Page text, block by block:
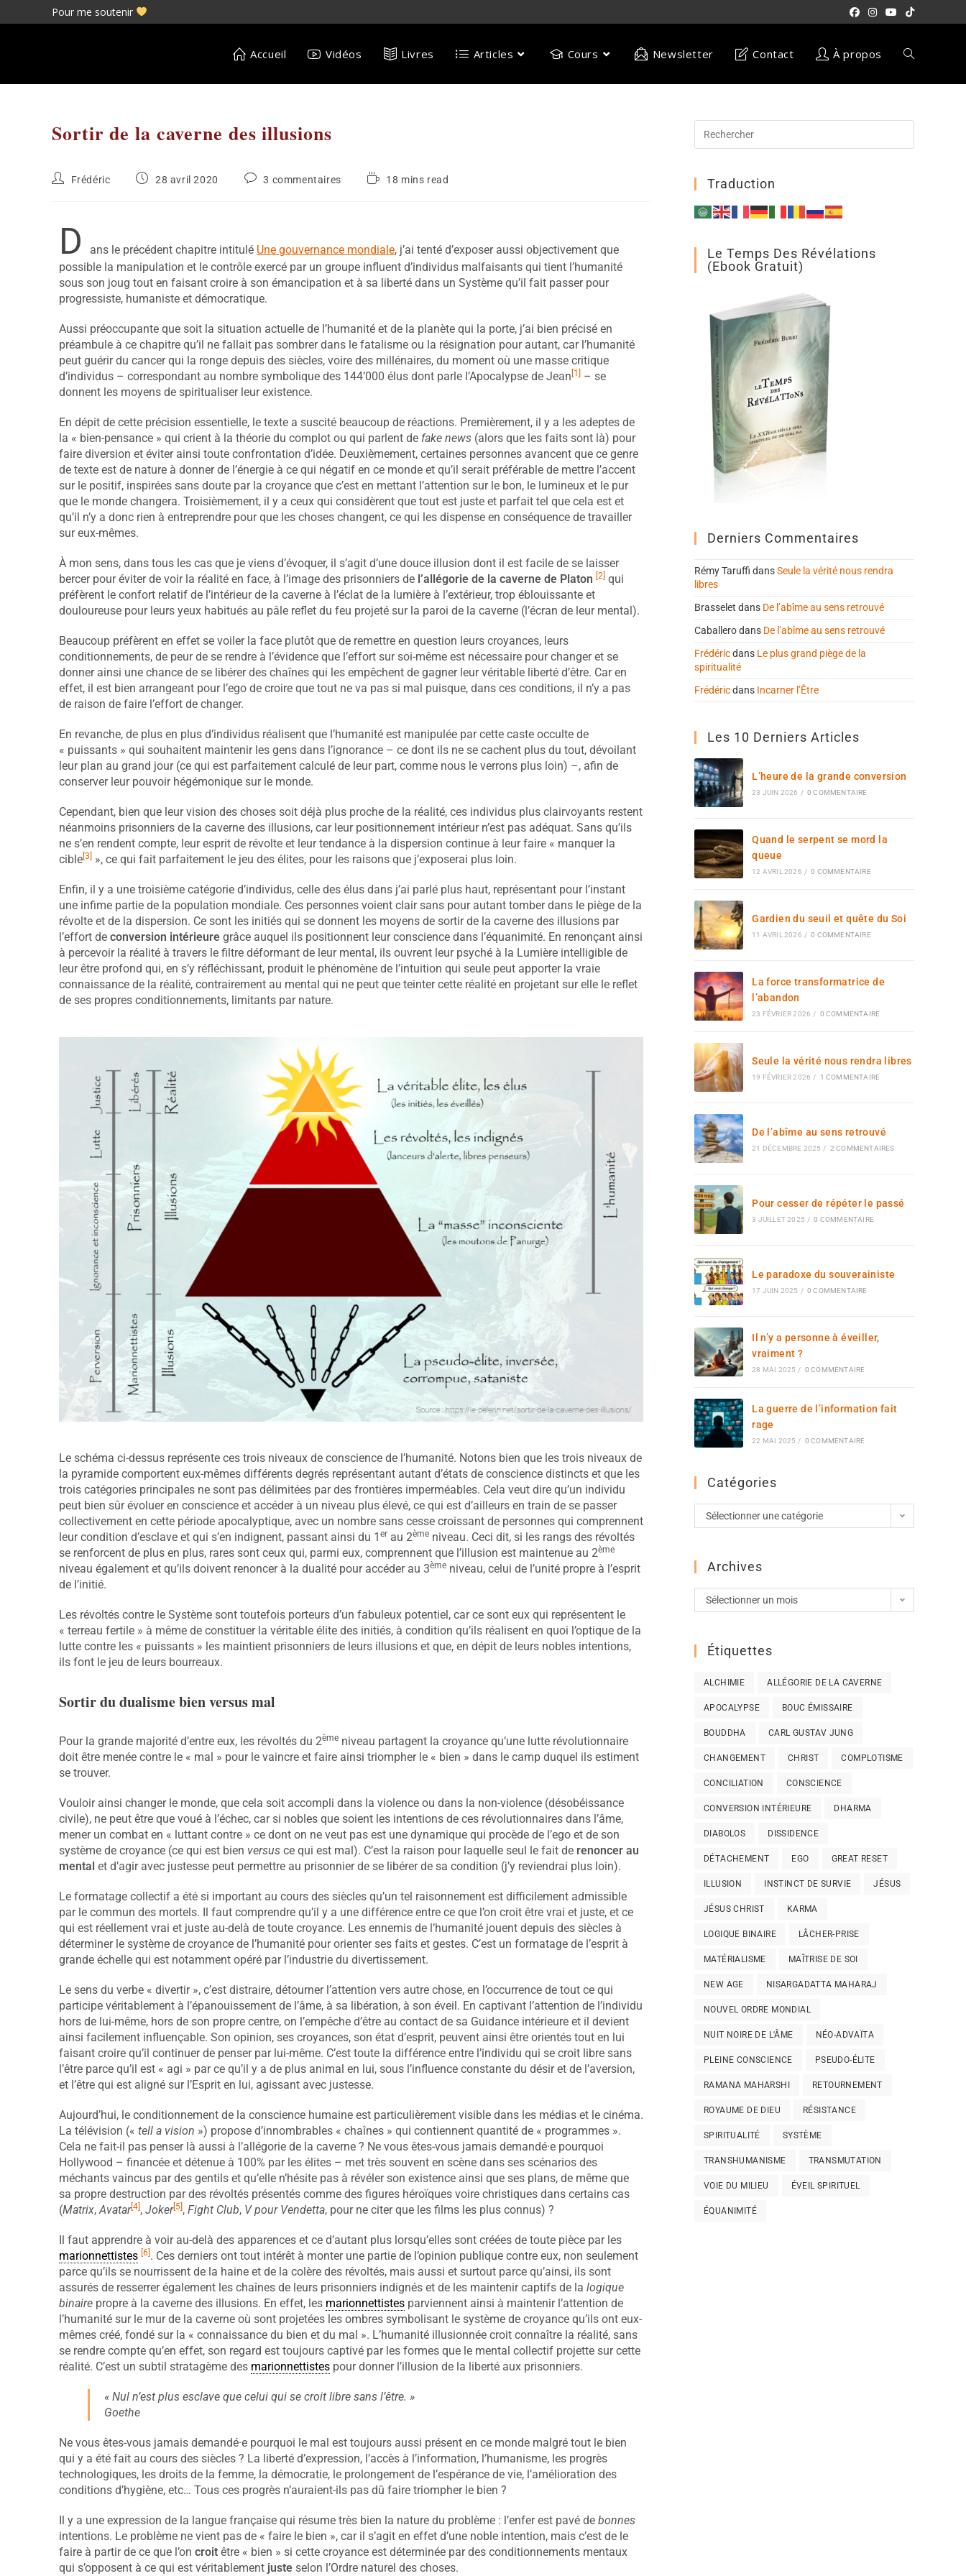
Pour me soutenir
Accueil Vidéos Livres Articles Cours Newsletter Contact À propos
Sortir de la caverne des illusions
Frédéric 28 avril 2020 3 commentaires 18 mins read
D ans le précédent chapitre intitulé Une gouvernance mondiale, j’ai tenté d’exposer aussi objectivement que
possible la manipulation et le contrôle exercé par un groupe influent d’individus malfaisants qui tient l’humanité
sous son joug tout en faisant croire à son émancipation et à sa liberté dans un Système qu’il fait passer pour
progressiste, humaniste et démocratique.
Aussi préoccupante que soit la situation actuelle de l’humanité et de la planète qui la porte, j’ai bien précisé en
préambule à ce chapitre qu’il ne fallait pas sombrer dans le fatalisme ou la résignation pour autant, car l’humanité
peut guérir du cancer qui la ronge depuis des siècles, voire des millénaires, du moment où une masse critique
d’individus – correspondant au nombre symbolique des 144’000 élus dont parle l’Apocalypse de Jean [1]
– se
donnent les moyens de spiritualiser leur existence.
En dépit de cette précision essentielle, le texte a suscité beaucoup de réactions. Premièrement, il y a les adeptes de
la « bien-pensance » qui crient à la théorie du complot ou qui parlent de fake news (alors que les faits sont là) pour
faire diversion et éviter ainsi toute confrontation d’idée. Deuxièmement, certaines personnes avancent que ce genre
de texte est de nature à donner de l’énergie à ce qui négatif en ce monde et qu’il serait préférable de mettre l’accent
sur le positif, inspirées sans doute par la croyance que c’est en mettant l’attention sur le bon, le lumineux et le pur
que le monde changera. Troisièmement, il y a ceux qui considèrent que tout est juste et parfait tel que cela est et
qu’il n’y a donc rien à entreprendre pour que les choses changent, ce qui les dispense en conséquence de travailler
sur eux-mêmes.
À mon sens, dans tous les cas que je viens d’évoquer, il s’agit d’une douce illusion dont il est facile de se laisser
bercer pour éviter de voir la réalité en face, à l’image des prisonniers de l’allégorie de la caverne de Platon [2] qui
préfèrent le confort relatif de l’intérieur de la caverne à l’éclat de la lumière à l’extérieur, trop éblouissante et
douloureuse pour leurs yeux habitués au pâle reflet du feu projeté sur la paroi de la caverne (l’écran de leur mental).
Beaucoup préfèrent en effet se voiler la face plutôt que de remettre en question leurs croyances, leurs
conditionnements, de peur de se rendre à l’évidence que l’effort sur soi-même est nécessaire pour changer et se
donner ainsi une chance de se libérer des chaînes qui les empêchent de gagner leur véritable liberté d’être. Car en
effet, il est bien arrangeant pour l’ego de croire que tout ne va pas si mal puisque, dans ces conditions, il n’y a pas
de raison de faire l’effort de changer.
En revanche, de plus en plus d’individus réalisent que l’humanité est manipulée par cette caste occulte de
« puissants » qui souhaitent maintenir les gens dans l’ignorance – ce dont ils ne se cachent plus du tout, dévoilant
leur plan au grand jour (ce qui est parfaitement calculé de leur part, comme nous le verrons plus loin) –, afin de
conserver leur pouvoir hégémonique sur le monde.
Cependant, bien que leur vision des choses soit déjà plus proche de la réalité, ces individus plus clairvoyants restent
néanmoins prisonniers de la caverne des illusions, car leur positionnement intérieur n’est pas adéquat. Sans qu’ils
ne s’en rendent compte, leur esprit de révolte et leur tendance à la dispersion continue à leur faire « manquer la
cible [3] », ce qui fait parfaitement le jeu des élites, pour les raisons que j’exposerai plus loin.
Enfin, il y a une troisième catégorie d’individus, celle des élus dans j’ai parlé plus haut, représentant pour l’instant
une infime partie de la population mondiale. Ces personnes voient clair sans pour autant tomber dans le piège de la
révolte et de la dispersion. Ce sont les initiés qui se donnent les moyens de sortir de la caverne des illusions par
l’effort de conversion intérieure grâce auquel ils positionnent leur conscience dans l’équanimité. En renonçant ainsi
à percevoir la réalité à travers le filtre déformant de leur mental, ils ouvrent leur psyché à la Lumière intelligible de
leur être profond qui, en s’y réfléchissant, produit le phénomène de l’intuition qui seule peut apporter la vraie
connaissance de la réalité, contrairement au mental qui ne peut que teinter cette réalité en projetant sur elle le reflet
de ses propres conditionnements, limitants par nature.
Le schéma ci-dessus représente ces trois niveaux de conscience de l’humanité. Notons bien que les trois niveaux de
la pyramide comportent eux-mêmes différents degrés représentant autant d’états de conscience distincts et que les
trois catégories principales ne sont pas délimitées par des frontières imperméables. Cela veut dire qu’un individu
peut bien sûr évoluer en conscience et accéder à un niveau plus élevé, ce qui est d’ailleurs en train de se passer
collectivement en cette période apocalyptique, avec un nombre sans cesse croissant de personnes qui comprennent
leur condition d’esclave et qui s’en indignent, passant ainsi du 1 er au 2ème niveau. Ceci dit, si les rangs des révoltés
se renforcent de plus en plus, rares sont ceux qui, parmi eux, comprennent que l’illusion est maintenue au 2ème
niveau également et qu’ils doivent renoncer à la dualité pour accéder au 3ème niveau, celui de l’unité propre à l’esprit
de l’initié.
Les révoltés contre le Système sont toutefois porteurs d’un fabuleux potentiel, car ce sont eux qui représentent le
« terreau fertile » à même de constituer la véritable élite des initiés, à condition qu’ils réalisent en quoi l’optique de la
lutte contre les « puissants » les maintient prisonniers de leurs illusions et que, en dépit de leurs nobles intentions,
ils font le jeu de leurs bourreaux.
Sortir du dualisme bien versus mal
Pour la grande majorité d’entre eux, les révoltés du 2ème niveau partagent la croyance qu’une lutte révolutionnaire
doit être menée contre le « mal » pour le vaincre et faire ainsi triompher le « bien » dans le camp duquel ils estiment
se trouver.
Vouloir ainsi changer le monde, que cela soit accompli dans la violence ou dans la non-violence (désobéissance
civile), ne peut être que voué à l’échec, car si nobles que soient les intentions de ces révolutionnaires dans l’âme,
mener un combat en « luttant contre » ce dont on ne veut pas est une dynamique qui procède de l’ego et de son
système de croyance (ce qui est bien versus ce qui est mal). C’est la raison pour laquelle seul le fait de renoncer au
mental et d’agir avec justesse peut permettre au prisonnier de se libérer de sa condition (j’y reviendrai plus loin).
Le formatage collectif a été si important au cours des siècles qu’un tel raisonnement est difficilement admissible
par le commun des mortels. Il faut comprendre qu’il y a une différence entre ce que l’on croit être vrai et juste, et ce
qui est réellement vrai et juste au-delà de toute croyance. Les ennemis de l’humanité jouent depuis des siècles à
déterminer le système de croyance de l’humanité pour orienter ses faits et gestes. C’est un formatage de l’esprit à
grande échelle qui est notamment opéré par l’industrie du divertissement.
Le sens du verbe « divertir », c’est distraire, détourner l’attention vers autre chose, en l’occurrence de tout ce qui
participe véritablement à l’épanouissement de l’âme, à sa libération, à son éveil. En captivant l’attention de l’individu
hors de lui-même, hors de son propre centre, on l’empêche d’être au contact de sa Guidance intérieure et il devient
ainsi facilement influençable. Son opinion, ses croyances, son état d’esprit, peuvent ainsi être orientés tout en lui
faisant croire qu’il continuer de penser par lui-même. C’est toute la différence entre l’individu qui se croit libre sans
l’être parce qu’il est « agi » par ce qu’il y a de plus animal en lui, sous l’influence constante du désir et de l’aversion,
et l’être qui est aligné sur l’Esprit en lui, agissant avec justesse.
Aujourd’hui, le conditionnement de la conscience humaine est particulièrement visible dans les médias et le cinéma.
La télévision (« tell a vision ») propose d’innombrables « chaînes » qui contiennent quantité de « programmes ».
Cela ne fait-il pas penser là aussi à l’allégorie de la caverne ? Ne vous êtes-vous jamais demandé·e pourquoi
Hollywood – financée et détenue à 100% par les élites – met très souvent en scène dans ses scénarios des
méchants vaincus par des gentils et qu’elle n’hésite pas à révéler son existence ainsi que ses plans, de même que
sa propre destruction par des révoltés présentés comme des figures héroïques voire christiques dans certains cas
(Matrix,Avatar[4] , Joker[5] , Fight Club, V pour Vendetta, pour ne citer que les films les plus connus) ?
Il faut apprendre à voir au-delà des apparences et ce d’autant plus lorsqu’elles sont créées de toute pièce par les
marionnettistes [6] . Ces derniers ont tout intérêt à monter une partie de l’opinion publique contre eux, non seulement
parce qu’ils se nourrissent de la haine et de la colère des révoltés, mais aussi et surtout parce qu’ainsi, ils sont
assurés de resserrer également les chaînes de leurs prisonniers indignés et de les maintenir captifs de la logique
binaire propre à la caverne des illusions. En effet, les marionnettistes parviennent ainsi à maintenir l’attention de
l’humanité sur le mur de la caverne où sont projetées les ombres symbolisant le système de croyance qu’ils ont eux-
mêmes créé, fondé sur la « connaissance du bien et du mal ». L’humanité illusionnée croit connaître la réalité, sans
se rendre compte qu’en effet, son regard est toujours captivé par les formes que le mental collectif projette sur cette
réalité. C’est un subtil stratagème des marionnettistes pour donner l’illusion de la liberté aux prisonniers.
« Nul n’est plus esclave que celui qui se croit libre sans l’être. »
Goethe
Ne vous êtes-vous jamais demandé·e pourquoi le mal est toujours aussi présent en ce monde malgré tout le bien
qui y a été fait au cours des siècles ? La liberté d’expression, l’accès à l’information, l’humanisme, les progrès
technologiques, les droits de la femme, la démocratie, le prolongement de l’espérance de vie, l’amélioration des
conditions d’hygiène, etc… Tous ces progrès n’auraient-ils pas dû faire triompher le bien ?
Il y a une expression de la langue française qui résume très bien la nature du problème : l’enfer est pavé de bonnes
intentions. Le problème ne vient pas de « faire le bien », car il s’agit en effet d’une noble intention, mais c’est de le
faire à partir de ce que l’on croit être « bien » si cette croyance est déterminée par des conditionnements mentaux
qui s’opposent à ce qui est véritablement juste selon l’Ordre naturel des choses.
Traduction
Le Temps Des Révélations
(ebook Gratuit)
Derniers Commentaires
Rémy Taruffi dansSeule la vérité nous rendra
libres
Brasselet dans De l’abîme au sens retrouvé
Caballerodans De l’abîme au sens retrouvé
Frédéricdans Le plus grand piège de la
spiritualité
Frédéricdans Incarner l’Être
Les 10 Derniers Articles
L’heure de la grande conversion
23 JUIN 2026 / 0 COMMENTAIRE
Quand le serpent se mord la
queue
12 AVRIL 2026 / 0 COMMENTAIRE
Gardien du seuil et quête du Soi
11 AVRIL 2026 / 0 COMMENTAIRE
La force transformatrice de
l’abandon
23 FÉVRIER 2026 / 0 COMMENTAIRE
Seule la vérité nous rendra libres
19 FÉVRIER 2026 / 1 COMMENTAIRE
De l’abîme au sens retrouvé
21 DÉCEMBRE 2025 / 2 COMMENTAIRES
Pour cesser de répéter le passé
3 JUILLET 2025 / 0 COMMENTAIRE
Le paradoxe du souverainiste
17 JUIN 2025 / 0 COMMENTAIRE
Il n’y a personne à éveiller,
vraiment ?
28 MAI 2025 / 0 COMMENTAIRE
La guerre de l’information fait
rage
22 MAI 2025 / 0 COMMENTAIRE
Catégories
Sélectionner une catégorie
Archives
Sélectionner un mois
Étiquettes
ALCHIMIE ALLÉGORIE DE LA CAVERNE
APOCALYPSE BOUC ÉMISSAIRE
BOUDDHA CARL GUSTAV JUNG
CHANGEMENT CHRIST COMPLOTISME
CONCILIATION CONSCIENCE
CONVERSION INTÉRIEURE DHARMA
DIABOLOS DISSIDENCE
DÉTACHEMENT EGO GREAT RESET
ILLUSION INSTINCT DE SURVIE JÉSUS
JÉSUS CHRIST KARMA
LOGIQUE BINAIRE LÂCHER-PRISE
MATÉRIALISME MAÎTRISE DE SOI
NEW AGE NISARGADATTA MAHARAJ
NOUVEL ORDRE MONDIAL
NUIT NOIRE DE L'ÂME NÉO-ADVAÏTA
PLEINE CONSCIENCE PSEUDO-ÉLITE
RAMANA MAHARSHI RETOURNEMENT
ROYAUME DE DIEU RÉSISTANCE
SPIRITUALITÉ SYSTÈME
TRANSHUMANISME TRANSMUTATION
VOIE DU MILIEU ÉVEIL SPIRITUEL
ÉQUANIMITÉ